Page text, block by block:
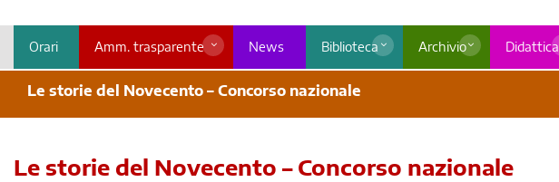
Orari Amm. trasparente News Biblioteca Archivio Didattica
Le storie del Novecento – Concorso nazionale
Le storie del Novecento – Concorso nazionale